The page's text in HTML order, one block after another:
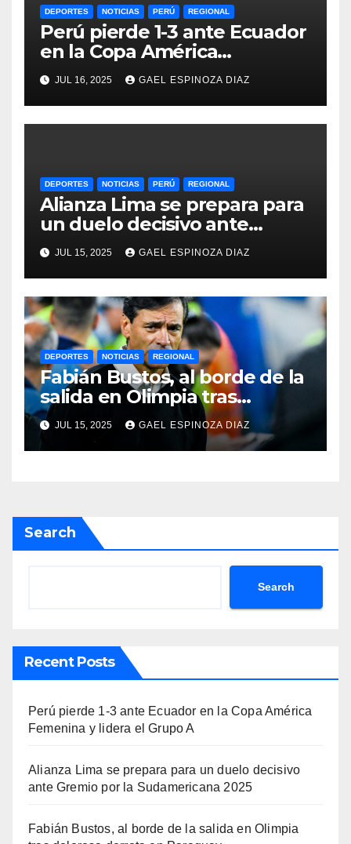
DEPORTES NOTICIAS PERÚ REGIONAL
Perú pierde 1-3 ante Ecuador
en la Copa América
Femenina y lidera el Grupo A
JUL 16, 2025 GAEL ESPINOZA DIAZ
DEPORTES NOTICIAS PERÚ REGIONAL
Alianza Lima se prepara para
un duelo decisivo ante
Gremio por la Sudamericana
2025
JUL 15, 2025 GAEL ESPINOZA DIAZ
DEPORTES NOTICIAS REGIONAL
Fabián Bustos, al borde de la
salida en Olimpia tras
dolorosa derrota en
Paraguay
JUL 15, 2025 GAEL ESPINOZA DIAZ
Search
Search
Recent Posts
Perú pierde 1-3 ante Ecuador en la Copa América
Femenina y lidera el Grupo A
Alianza Lima se prepara para un duelo decisivo
ante Gremio por la Sudamericana 2025
Fabián Bustos, al borde de la salida en Olimpia